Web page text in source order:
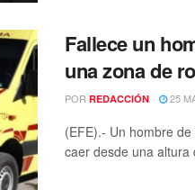
Fallece un
una zona de
POR REDACCIÓN 25
(EFE).- Un hombre
caer desde una altura